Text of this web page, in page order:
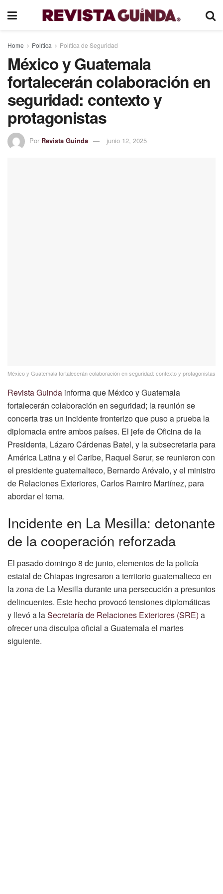
Home Política Política de Seguridad
México y Guatemala
fortalecerán colaboración en
seguridad: contexto y
protagonistas
Por Revista Guinda junio 12, 2025
México y Guatemala fortalecerán colaboración en seguridad: contexto y protagonistas
Revista Guinda informa que México y Guatemala
fortalecerán colaboración en seguridad; la reunión se
concerta tras un incidente fronterizo que puso a prueba la
diplomacia entre ambos países. El jefe de Oficina de la
Presidenta, Lázaro Cárdenas Batel, y la subsecretaria para
América Latina y el Caribe, Raquel Serur, se reunieron con
el presidente guatemalteco, Bernardo Arévalo, y el ministro
de Relaciones Exteriores, Carlos Ramiro Martínez, para
abordar el tema.
Incidente en La Mesilla: detonante
de la cooperación reforzada
El pasado domingo 8 de junio, elementos de la policía
estatal de Chiapas ingresaron a territorio guatemalteco en
la zona de La Mesilla durante una persecución a presuntos
delincuentes. Este hecho provocó tensiones diplomáticas
y llevó a laSecretaría de Relaciones Exteriores (SRE) a
ofrecer una disculpa oficial a Guatemala el martes
siguiente.